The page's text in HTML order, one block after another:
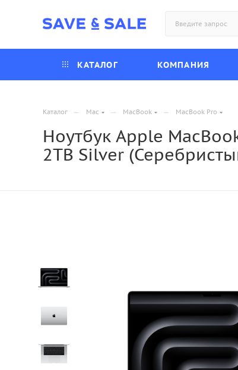
КАТАЛОГ КОМПАНИЯ
Каталог — Mac — MacBook — MacBook Pro
Ноутбук Apple
2TB Silver